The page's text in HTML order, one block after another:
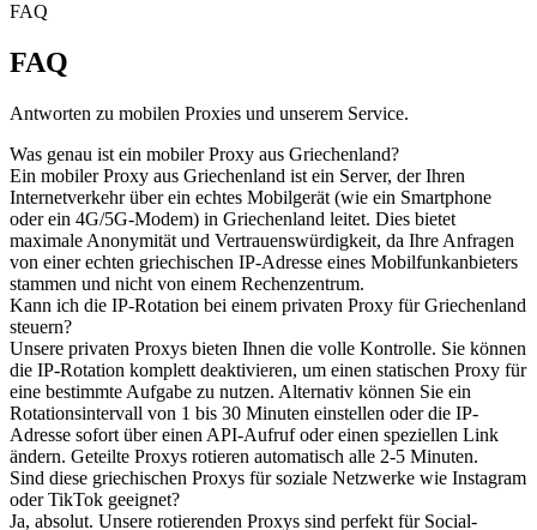
FAQ
FAQ
Antworten zu mobilen Proxies und unserem Service.
Was genau ist ein mobiler Proxy aus Griechenland?
Ein mobiler Proxy aus Griechenland ist ein Server, der Ihren
Internetverkehr über ein echtes Mobilgerät (wie ein Smartphone
oder ein 4G/5G-Modem) in Griechenland leitet. Dies bietet
maximale Anonymität und Vertrauenswürdigkeit, da Ihre Anfragen
von einer echten griechischen IP-Adresse eines Mobilfunkanbieters
stammen und nicht von einem Rechenzentrum.
Kann ich die IP-Rotation bei einem privaten Proxy für Griechenland
steuern?
Unsere privaten Proxys bieten Ihnen die volle Kontrolle. Sie können
die IP-Rotation komplett deaktivieren, um einen statischen Proxy für
eine bestimmte Aufgabe zu nutzen. Alternativ können Sie ein
Rotationsintervall von 1 bis 30 Minuten einstellen oder die IP-
Adresse sofort über einen API-Aufruf oder einen speziellen Link
ändern. Geteilte Proxys rotieren automatisch alle 2-5 Minuten.
Sind diese griechischen Proxys für soziale Netzwerke wie Instagram
oder TikTok geeignet?
Ja, absolut. Unsere rotierenden Proxys sind perfekt für Social-